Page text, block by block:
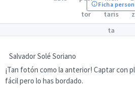
Ficha
Salvador Solé Soriano
¡Tan fotón como la anterior! Captar con
fácil pero lo has bordado.